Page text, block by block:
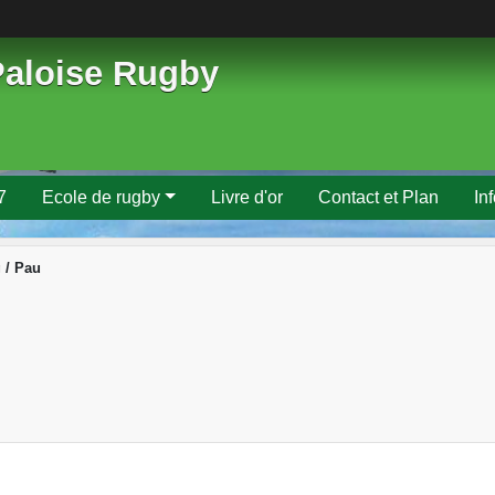
Rugby
Ecole de rugby Livre d'or Contact et Plan
/ Pau